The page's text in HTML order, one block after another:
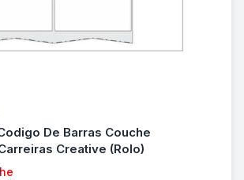
De Barras Couche
Creative (Rolo)